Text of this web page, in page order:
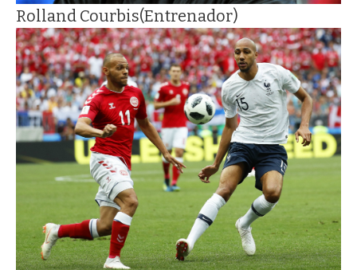
Rolland Courbis(Entrenador)